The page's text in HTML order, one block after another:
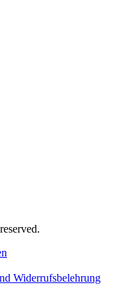
Widerrufsbelehrung